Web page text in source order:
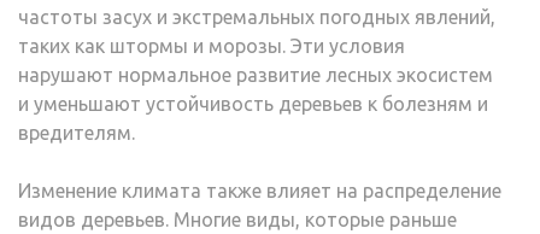
частоты засух и экстремальных погодных явлений,
таких как штормы и морозы. Эти условия
нарушают нормальное развитие лесных экосистем
и уменьшают устойчивость деревьев к болезням и
вредителям.
Изменение климата также влияет на распределение
видов деревьев. Многие виды, которые раньше